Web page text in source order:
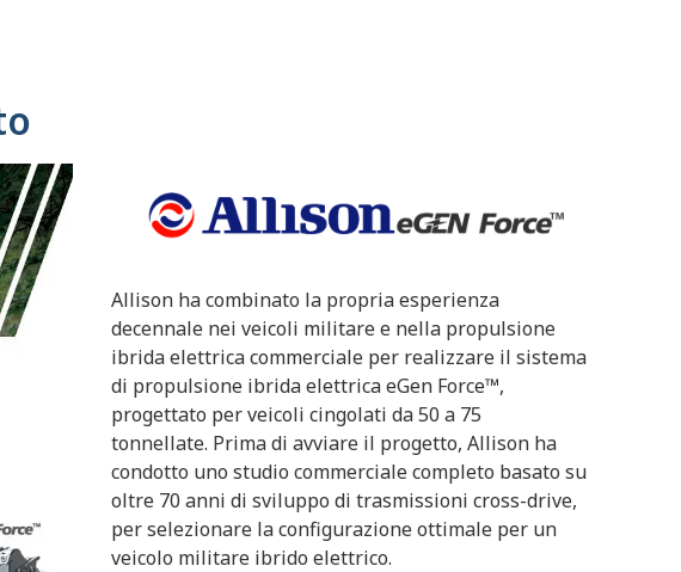
Allison ha combinato la propria esperienza
decennale nei veicoli militare e nella propulsione
ibrida elettrica commerciale per realizzare il sistema
di propulsione ibrida elettrica eGen Force™,
progettato per veicoli cingolati da 50 a 75
tonnellate. Prima di avviare il progetto, Allison ha
condotto uno studio commerciale completo basato su
oltre 70 anni di sviluppo di trasmissioni cross-drive,
per selezionare la configurazione ottimale per un
veicolo militare ibrido elettrico.